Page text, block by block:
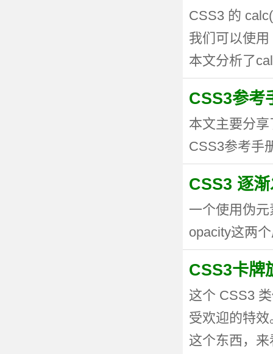
CSS3 的
我们可以使
本文分析了
CSS3参考
本文主要分
CSS3参考手
CSS3 逐
一个使用伪
opacity这两
CSS3卡牌
这个 CSS3
受欢迎的特
这个东西，